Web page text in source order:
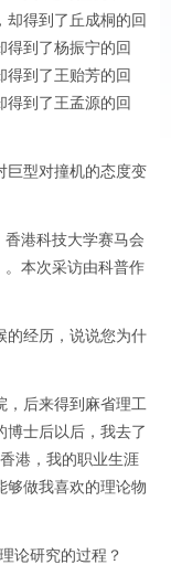
却得到了丘成桐的回
得到了杨振宁的回
得到了王贻芳的回
得到了王孟源的回
型对撞机的态度变
港科技大学赛马会
。本次采访由科普作
经历，说说您为什
后来得到麻省理工
博士后以后，我去了
港，我的职业生涯
够做我喜欢的理论物
论研究的过程？